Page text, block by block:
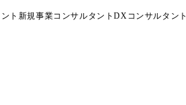
ト 新規事業コンサルタントDXコンサルタント